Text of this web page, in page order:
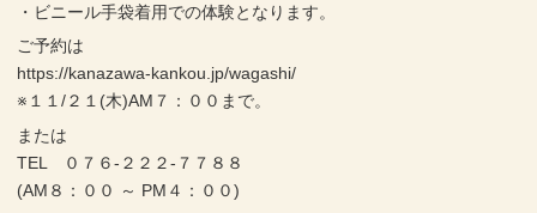
・ビニール手袋着用での体験となります。
ご予約は
https://kanazawa-kankou.jp/wagashi/
※１１/２１(木)AM７：００まで。
または
TEL ０７６-２２２-７７８８
(AM８：００ ～ PM４：００)